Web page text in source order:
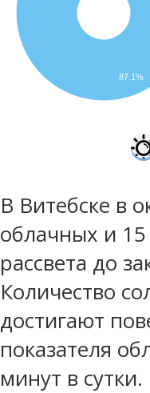
87.1%
В Витебске в
облачных и
рассвета до
Количество
достигают
показателя
минут в сутки.